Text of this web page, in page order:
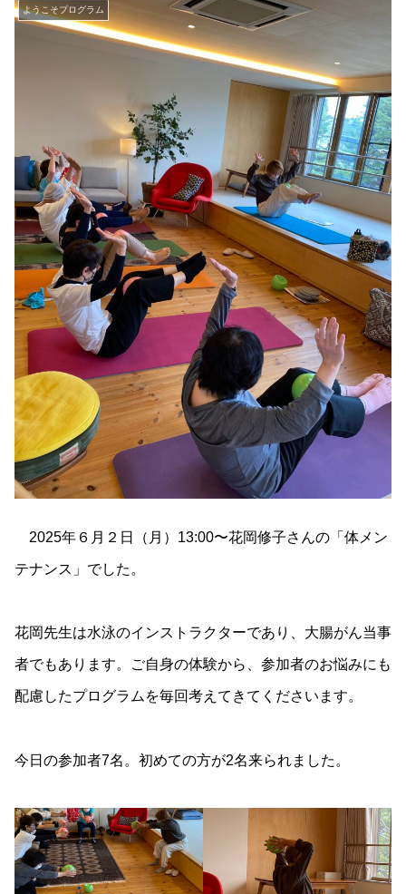
ようこそプログラム
2025年６月２日（月）13:00〜花岡修子さんの「体メン
テナンス」でした。
花岡先生は水泳のインストラクターであり、大腸がん当事
者でもあります。ご自身の体験から、参加者のお悩みにも
配慮したプログラムを毎回考えてきてくださいます。
今日の参加者7名。初めての方が2名来られました。